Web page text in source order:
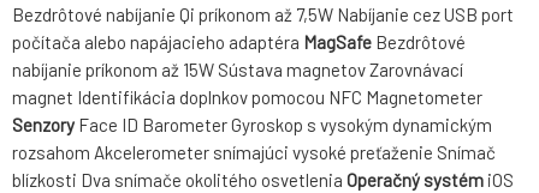
Bezdrôtové nabíjanie Qi príkonom až 7,5W Nabíjanie cez USB port
počítača alebo napájacieho adaptéra MagSafe Bezdrôtové
nabíjanie príkonom až 15W Sústava magnetov Zarovnávací
magnet Identifikácia doplnkov pomocou NFC Magnetometer
Senzory Face ID Barometer Gyroskop s vysokým dynamickým
rozsahom Akcelerometer snímajúci vysoké preťaženie Snímač
blízkosti Dva snímače okolitého osvetlenia Operačný systém iOS